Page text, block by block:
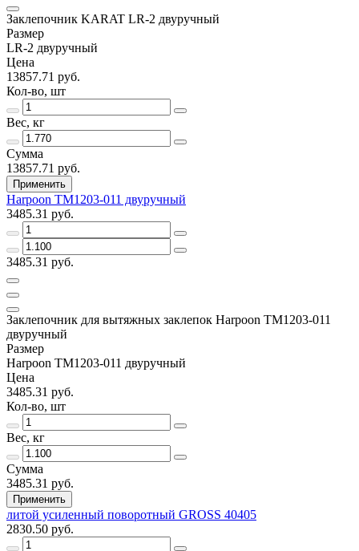
Заклепочник KARAT LR-2 двуручный
Размер
LR-2 двуручный
Цена
13857.71 руб.
Кол-во, шт
Вес, кг
Сумма
13857.71 руб.
Применить
Harpoon ТМ1203-011 двуручный
3485.31 руб.
3485.31 руб.
Заклепочник для вытяжных заклепок Harpoon ТМ1203-011
двуручный
Размер
Harpoon ТМ1203-011 двуручный
Цена
3485.31 руб.
Кол-во, шт
Вес, кг
Сумма
3485.31 руб.
Применить
литой усиленный поворотный GROSS 40405
2830.50 руб.